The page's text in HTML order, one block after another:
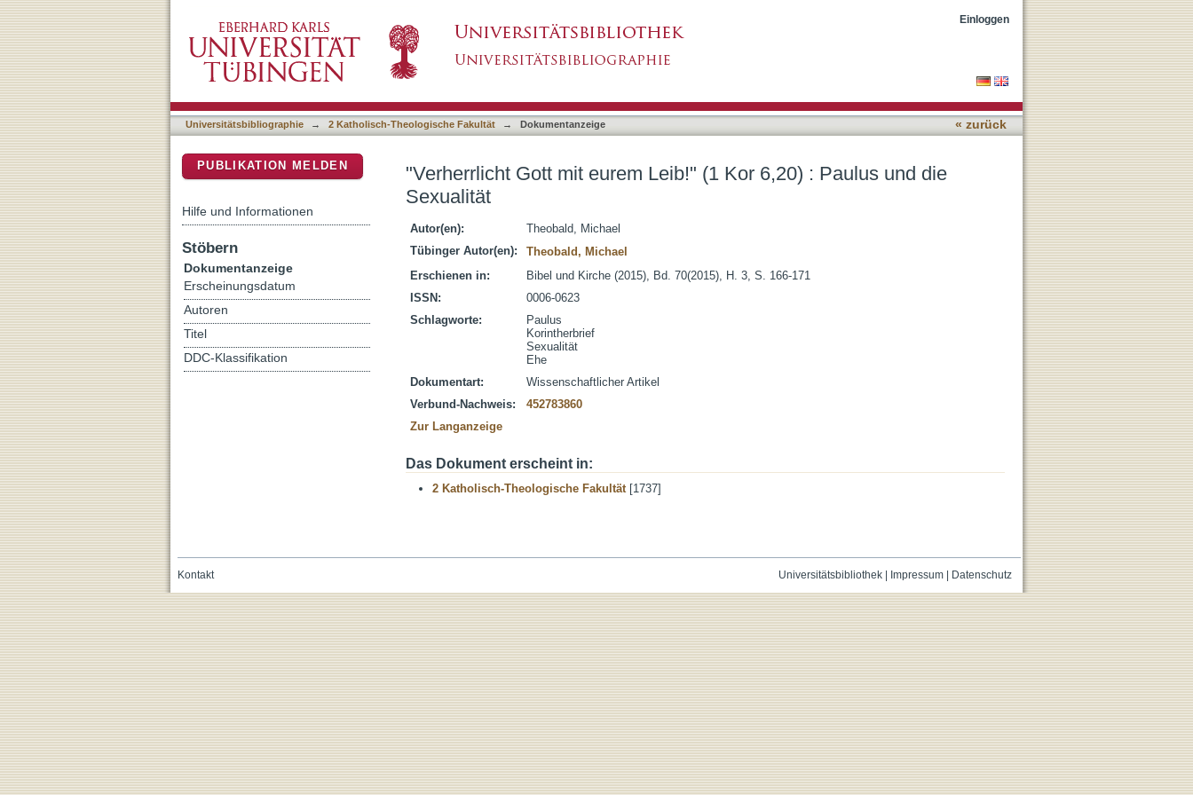
Einloggen
Universitätsbibliographie → 2 Katholisch-Theologische Fakultät → Dokumentanzeige « zurück
"Verherrlicht Gott mit eurem Leib!" (1 Kor 6,20) : Paulus und die
Sexualität
Autor(en):
Theobald, Michael
Tübinger Autor(en):
Theobald, Michael
Erschienen in:
Bibel und Kirche (2015), Bd. 70(2015), H. 3, S. 166-171
ISSN:
0006-0623
Schlagworte:
Paulus
Korintherbrief
Sexualität
Ehe
Dokumentart:
Wissenschaftlicher Artikel
Verbund-Nachweis:
452783860
Zur Langanzeige
Das Dokument erscheint in:
2 Katholisch-Theologische Fakultät[1737]
PUBLIKATION MELDEN
Hilfe und Informationen
Stöbern
Dokumentanzeige
Erscheinungsdatum
Autoren
Titel
DDC-Klassifikation
Universitätsbibliothek| Impressum| Datenschutz
Kontakt